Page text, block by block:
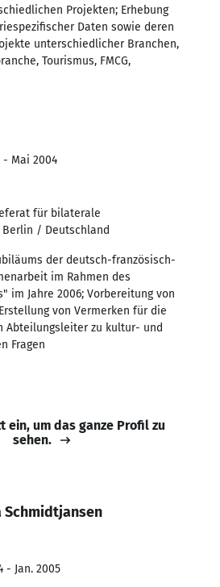
Projekten; Erhebung
Daten sowie deren
unterschiedlicher Branchen,
Tourismus, FMCG,
- Mai 2004
für bilaterale
Berlin / Deutschland
der deutsch-französisch-
im Rahmen des
im Jahre 2006; Vorbereitung von
von Vermerken für die
Abteilungsleiter zu kultur- und
Fragen
ein, um das ganze Profil zu
sehen.
Schmidtjansen
- Jan. 2005